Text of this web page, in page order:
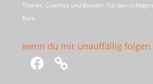
Trainer, Coaches und Berater. Für den
Kurs.
wenn du mir unauffällig
Facebook